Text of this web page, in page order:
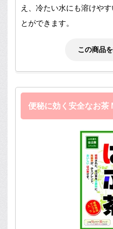
え、冷たい水にも溶けや
とができます。
この商品
便秘に効く安全なお